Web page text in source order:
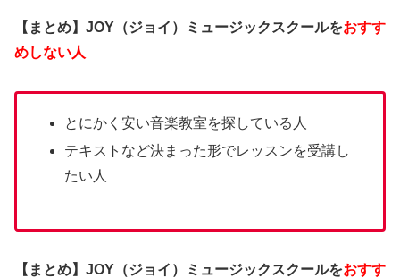
【まとめ】JOY（ジョイ）ミュージックスクールをおすす
めしない人
とにかく安い音楽教室を探している人
テキストなど決まった形でレッスンを受講し
たい人
【まとめ】JOY（ジョイ）ミュージックスクールをおすす